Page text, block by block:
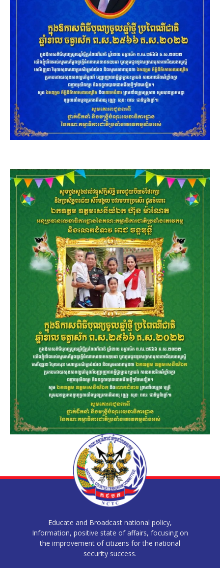
Educate and Broadcast national policy,
Information, positive state of affairs, focusing on
the improvement of citizens for the national
security success.